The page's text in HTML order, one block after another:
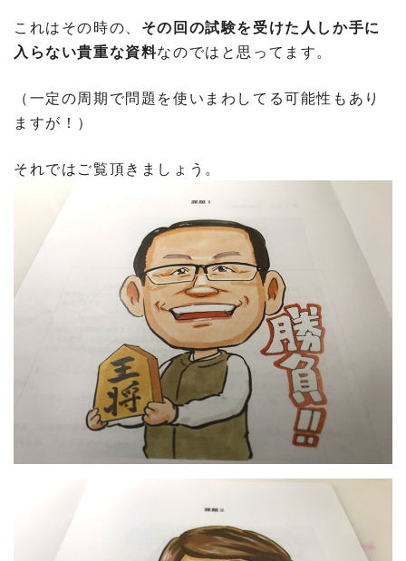
これはその時の、 その回の試験を受けた人しか手に
入らない貴重な資料なのではと思ってます。
（一定の周期で問題を使いまわしてる可能性もあり
ますが！）
それではご覧頂きましょう。